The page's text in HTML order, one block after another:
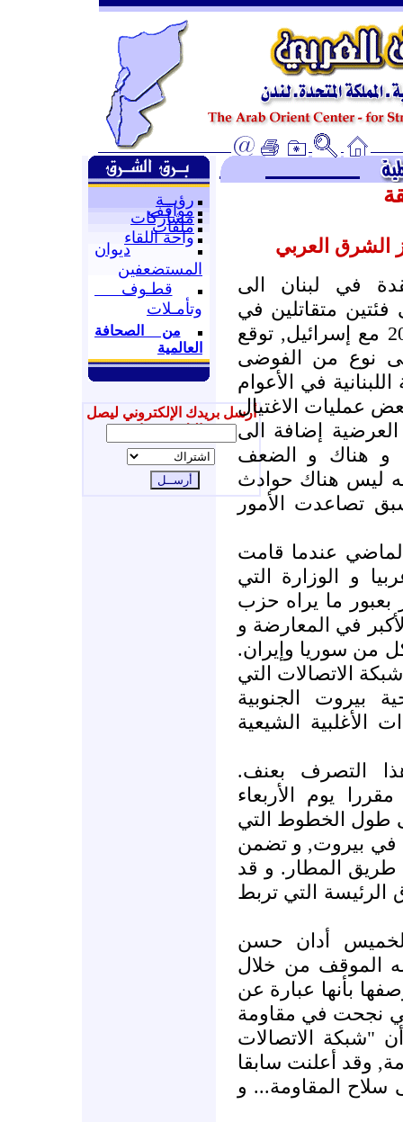
رؤيــة
مواقف
مشاركات
ملفات
واحة اللقاء
ديوان
المستضعفين
قطـوف
وتأمـلات
من الصحافة
العالمية
أرسل بريدك الإلكتروني ليصل
إليك جديدنا
العربي
في لبنان الى
فئتين متقاتلين في
الفترة التي تلت حرب عام 2006 مع إسرائيل, توقع
نوع من الفوضى
في الأعوام
بعض عمليات الاغتيال
إضافة الى
و هناك و الضعف
ليس هناك حوادث
تصاعدت الأمور
عندما قامت
و الوزارة التي
باسم 14 اذار بعبور ما يراه حزب
في المعارضة و
من سوريا وإيران.
الاتصالات التي
بيروت الجنوبية
الأغلبية الشيعية
التصرف بعنف.
يوم الأربعاء
طول الخطوط التي
في بيروت, و تضمن
المطار. و قد
التي تربط
أدان حسن
الموقف من خلال
بأنها عبارة عن
نجحت في مقاومة
"شبكة الاتصالات
وقد أعلنت سابقا
سلاح المقاومة... و